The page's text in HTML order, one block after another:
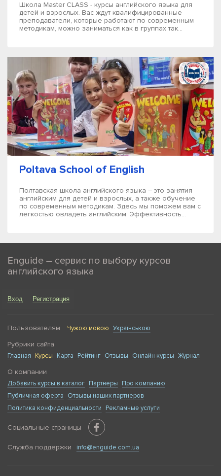
Школа Master CLASS - курсы английского языка для
детей и взрослых. Вас ждут квалифицированные
преподаватели, которые работают по современным
методикам, можно заниматься как в группах так...
Poltava School of English
Полтавская школа английского языка – это занятия
английским для детей и взрослых, а также обучение
по современным методикам. Здесь мы поможем вам с
легкостью овладеть английским. Эффективность...
Enguide – сервис по выбору курсов
английского языка
Вход Регистрация
Пользователям Чужою мовою Українською
Рубрики сайта
Главная Курсы Карта Рейтинг Отзывы Онлайн курсы Журнал
О компании
Добавить курсы в каталог Партнеры
Про компанию
Публичная оферта
Отзывы наших партнеров
Политика конфиденциальности
Рекламные услуги
Социальные страницы
Служба поддержки info@enguide.com.ua